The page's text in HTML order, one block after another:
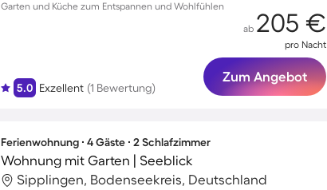
Garten und Küche zum Entspannen und Wohlfühlen
5.0 Exzellent (1 Bewertung)
ab 205 €
pro Nacht
Zum Angebot
Ferienwohnung ∙ 4 Gäste ∙ 2 Schlafzimmer
Wohnung mit Garten | Seeblick
Sipplingen, Bodenseekreis, Deutschland